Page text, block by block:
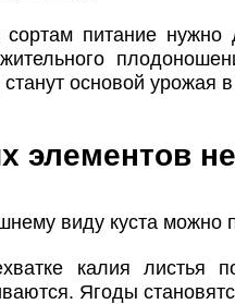
сортам питание
станут основой урожая
элементов
виду куста можно
калия листья
Ягоды